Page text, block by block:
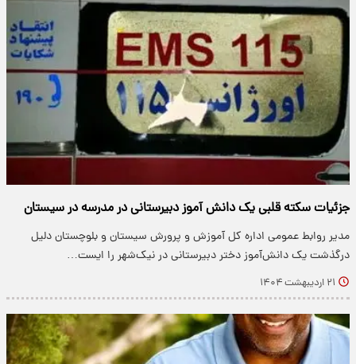
جزئیات سکته قلبی یک دانش آموز دبیرستانی در مدرسه در سیستان
مدیر روابط عمومی اداره کل آموزش و پرورش سیستان و بلوچستان دلیل
درگذشت یک دانش‌آموز دختر دبیرستانی در نیک‌شهر را ایست…
۲۱ اردیبهشت ۱۴۰۴